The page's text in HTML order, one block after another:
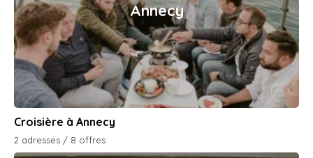
Annecy
Croisière à Annecy
2 adresses / 8 offres